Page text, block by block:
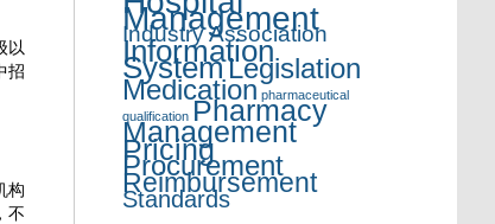
以
招
构
不
Management
Industry Association
Information
SystemLegislation
Medication pharmaceutical
qualification Pharmacy
Management
Pricing
Procurement
Reimbursement
Standards